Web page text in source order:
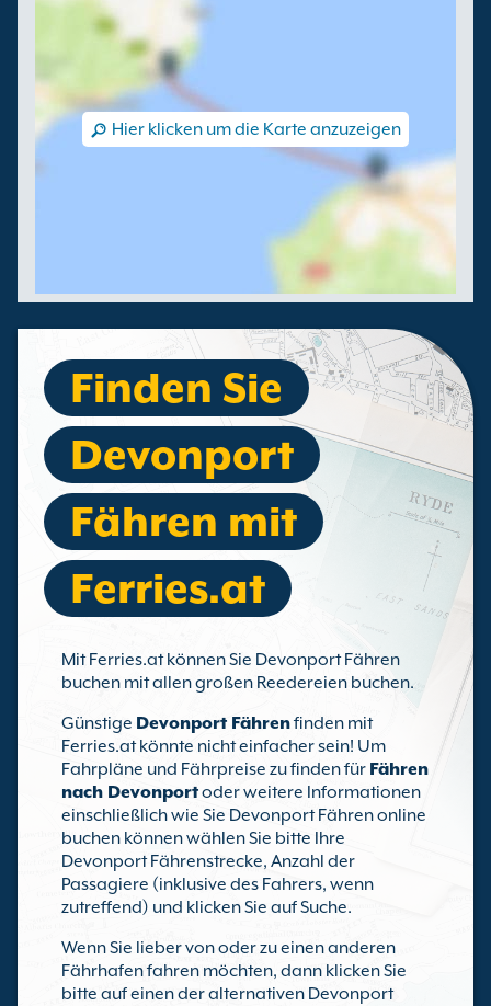
Hier klicken um die Karte anzuzeigen
Finden Sie
Devonport
Fähren mit
Ferries.at
Mit Ferries.at können Sie Devonport Fähren
buchen mit allen großen Reedereien buchen.
Günstige Devonport Fährenfinden mit
Ferries.at könnte nicht einfacher sein! Um
Fahrpläne und Fährpreise zu finden für Fähren
nach Devonportoder weitere Informationen
einschließlich wie Sie Devonport Fähren online
buchen können wählen Sie bitte Ihre
Devonport Fährenstrecke, Anzahl der
Passagiere (inklusive des Fahrers, wenn
zutreffend) und klicken Sie auf Suche.
Wenn Sie lieber von oder zu einen anderen
Fährhafen fahren möchten, dann klicken Sie
bitte auf einen der alternativen Devonport